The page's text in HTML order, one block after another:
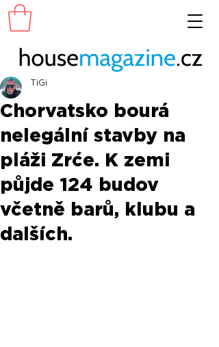
Chorvatsko bourá
nelegální stavby na
pláži Zrće. K zemi
půjde 124 budov
včetně barů, klubu a
dalších.
TiGi